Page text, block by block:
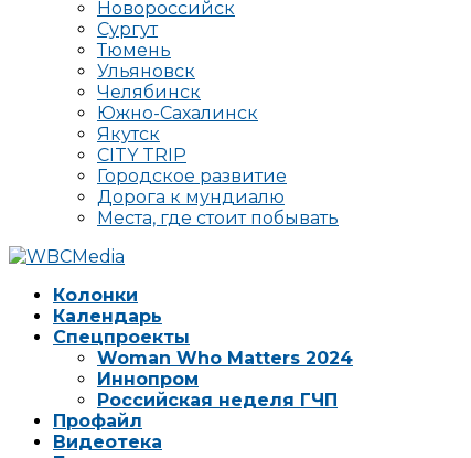
Новороссийск
Сургут
Тюмень
Ульяновск
Челябинск
Южно-Сахалинск
Якутск
CITY TRIP
Городское развитие
Дорога к мундиалю
Места, где стоит побывать
Колонки
Календарь
Спецпроекты
Woman Who Matters 2024
Иннопром
Российская неделя ГЧП
Профайл
Видеотека